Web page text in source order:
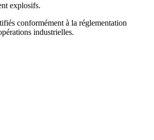
explosifs.
conformément à la réglementation
industrielles.